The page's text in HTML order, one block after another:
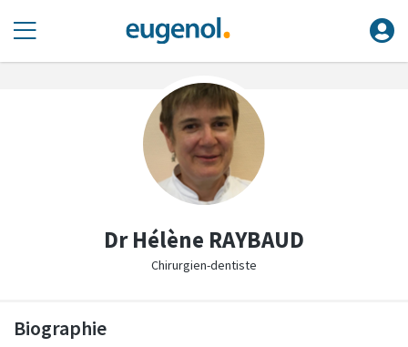
Dr Hélène RAYBAUD
Chirurgien-dentiste
Biographie